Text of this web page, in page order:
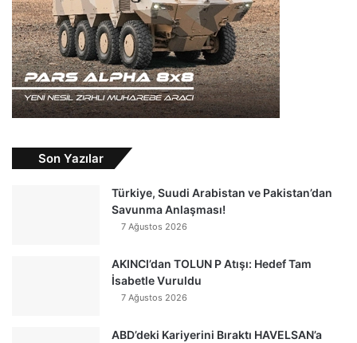
Son Yazılar
Türkiye, Suudi Arabistan ve Pakistan’dan
Savunma Anlaşması!
7 Ağustos 2026
AKINCI’dan TOLUN P Atışı: Hedef Tam
İsabetle Vuruldu
7 Ağustos 2026
ABD’deki Kariyerini Bıraktı HAVELSAN’a